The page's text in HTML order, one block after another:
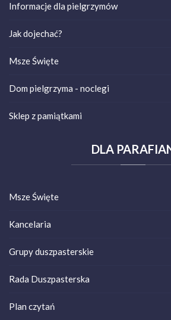
Informacje dla pielgrzymów
Jak dojechać?
Msze Święte
Dom pielgrzyma - noclegi
Sklep z pamiątkami
DLA
Msze Święte
Kancelaria
Grupy duszpasterskie
Rada Duszpasterska
Plan czytań